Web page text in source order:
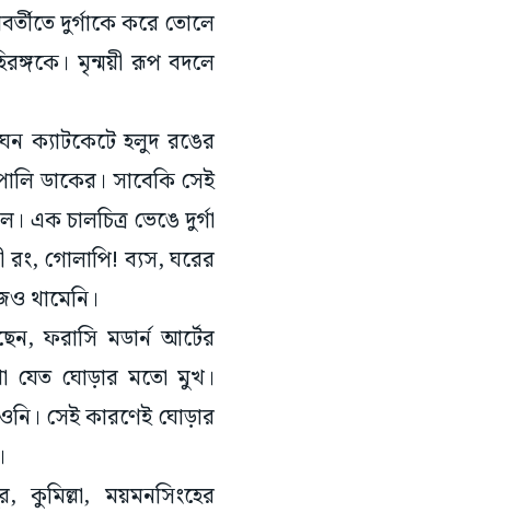
মৃন্ময়ী রূপ বদলে
হলুদ রঙের
ডাকের। সাবেকি সেই
এক চালচিত্র ভেঙে দুর্গা
রং, গোলাপি! ব্যস, ঘরের
থামেনি।
ফরাসি মডার্ন আর্টের
যেত ঘোড়ার মতো মুখ।
সেই কারণেই ঘোড়ার
ময়মনসিংহের
যন্ত্রণা, অন্যদিকে